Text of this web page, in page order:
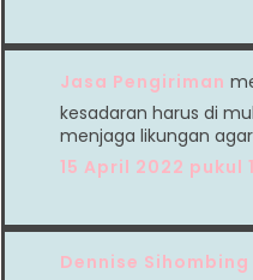
Jasa Pengiriman
kesadaran harus di
menjaga likungan
15 April 2022 pukul
Dennise Sihombing